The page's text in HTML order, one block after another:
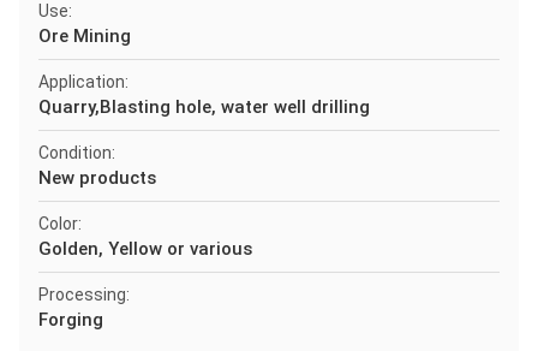
Use:
Ore Mining
Application:
Quarry,Blasting hole, water well drilling
Condition:
New products
Color:
Golden, Yellow or various
Processing:
Forging